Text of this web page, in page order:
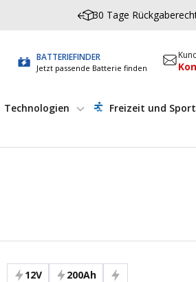
30 Tage
BATTERIEFINDER
Jetzt passende Batterie finden
Technologien Freizeit und Sport
12V 200Ah